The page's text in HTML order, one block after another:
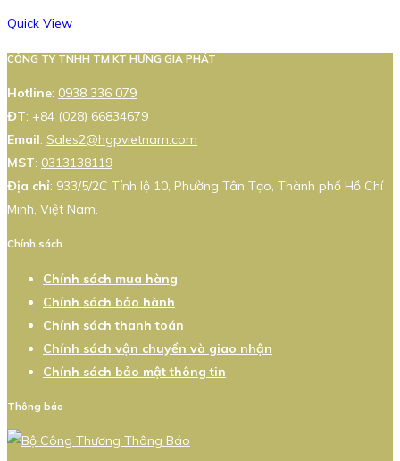
Quick View
CÔNG TY TNHH TM KT HƯNG GIA PHÁT
Hotline: 0938 336 079
ĐT: +84 (028) 66834679
Email: Sales2@hgpvietnam.com
MST: 0313138119
Địa chỉ: 933/5/2C Tỉnh lộ 10, Phường Tân Tạo, Thành phố Hồ Chí
Minh, Việt Nam.
Chính sách
Chính sách mua hàng
Chính sách bảo hành
Chính sách thanh toán
Chính sách vận chuyển và giao nhận
Chính sách bảo mật thông tin
Thông báo